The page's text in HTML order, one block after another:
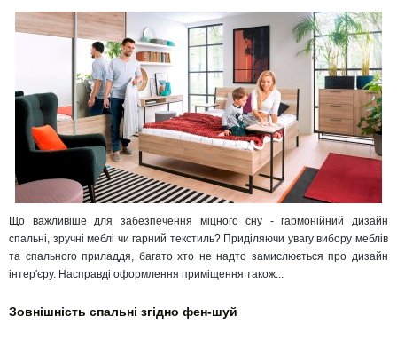
Що важливіше для забезпечення міцного сну - гармонійний дизайн
спальні, зручні меблі чи гарний текстиль? Приділяючи увагу вибору меблів
та спального приладдя, багато хто не надто замислюється про дизайн
інтер'єру. Насправді оформлення приміщення також...
Зовнішність спальні згідно фен-шуй